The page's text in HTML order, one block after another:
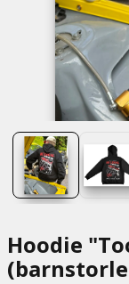
Hoodie